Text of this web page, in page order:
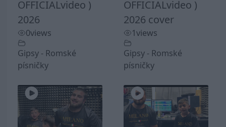
OFFICIALvideo )
2026
0views
Gipsy - Romské
písničky
OFFICIALvideo )
2026 cover
1views
Gipsy - Romské
písničky